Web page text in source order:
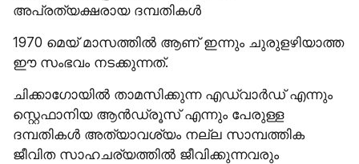
അപ്രത്യക്ഷരായ ദമ്പതികൾ
1970 മെയ് മാസത്തിൽ ആണ് ഇന്നും ചുരുളഴിയാത്ത
ഈ സംഭവം നടക്കുന്നത്.
ചിക്കാഗോയിൽ താമസിക്കുന്ന എഡ്വാർഡ് എന്നും
സ്റ്റെഫാനിയ ആൻഡ്രൂസ് എന്നും പേരുള്ള
ദമ്പതികൾ അത്യാവശ്യം നല്ല സാമ്പത്തിക
ജീവിത സാഹചര്യത്തിൽ ജീവിക്കുന്നവരും